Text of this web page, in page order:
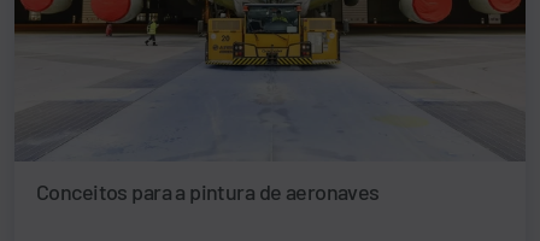
Conceitos para a pintura de aeronaves